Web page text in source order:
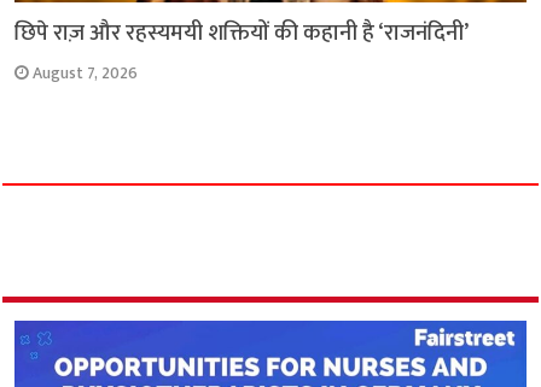
छिपे राज़ और रहस्यमयी शक्तियों की कहानी है ‘राजनंदिनी’
August 7, 2026